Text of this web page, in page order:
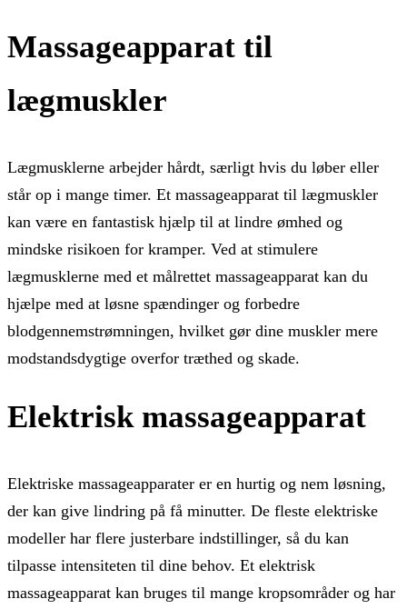
Massageapparat til
lægmuskler
Lægmusklerne arbejder hårdt, særligt hvis du løber eller
står op i mange timer. Et massageapparat til lægmuskler
kan være en fantastisk hjælp til at lindre ømhed og
mindske risikoen for kramper. Ved at stimulere
lægmusklerne med et målrettet massageapparat kan du
hjælpe med at løsne spændinger og forbedre
blodgennemstrømningen, hvilket gør dine muskler mere
modstandsdygtige overfor træthed og skade.
Elektrisk massageapparat
Elektriske massageapparater er en hurtig og nem løsning,
der kan give lindring på få minutter. De fleste elektriske
modeller har flere justerbare indstillinger, så du kan
tilpasse intensiteten til dine behov. Et elektrisk
massageapparat kan bruges til mange kropsområder og har